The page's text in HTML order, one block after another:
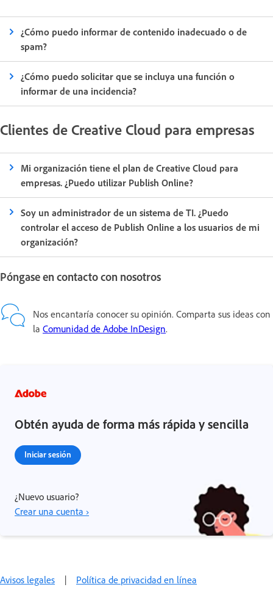
¿Cómo puedo informar de contenido inadecuado o de
spam?
¿Cómo puedo solicitar que se incluya una función o
informar de una incidencia?
Clientes de Creative Cloud para empresas
Mi organización tiene el plan de Creative Cloud para
empresas. ¿Puedo utilizar Publish Online?
Soy un administrador de un sistema de TI. ¿Puedo
controlar el acceso de Publish Online a los usuarios de mi
organización?
Póngase en contacto con nosotros
Nos encantaría conocer su opinión. Comparta sus ideas con
la Comunidad de Adobe InDesign.
Obtén ayuda de forma más rápida y sencilla
Iniciar sesión
¿Nuevo usuario?
Crear una cuenta ›
Avisos legales | Política de privacidad en línea